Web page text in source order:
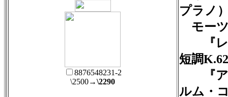
8876548231-2
\2500→\2290
プラノ
モー
『レ
短調
『ア
ルム・